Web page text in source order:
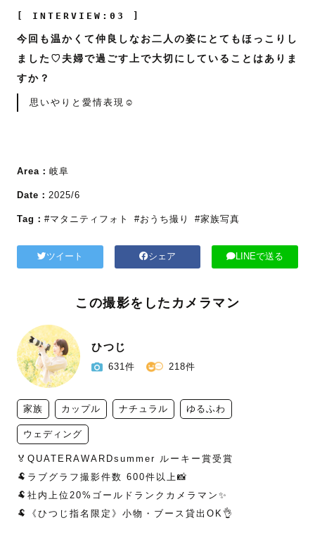
[ INTERVIEW:03 ]
今回も温かくて仲良しなお二人の姿にとてもほっこりし
ました♡夫婦で過ごす上で大切にしていることはありま
すか？
思いやりと愛情表現☺️
Area： 岐阜
Date： 2025/6
Tag： #マタニティフォト #おうち撮り #家族写真
ツイート シェア LINEで送る
この撮影をしたカメラマン
ひつじ
631件 218件
家族 カップル ナチュラル ゆるふわ
ウェディング
🏅QUATERAWARDsummer ルーキー賞受賞
🐏ラブグラフ撮影件数 600件以上📸
🐏社内上位20%ゴールドランクカメラマン✨
🐏《ひつじ指名限定》小物・ブース貸出OK👌